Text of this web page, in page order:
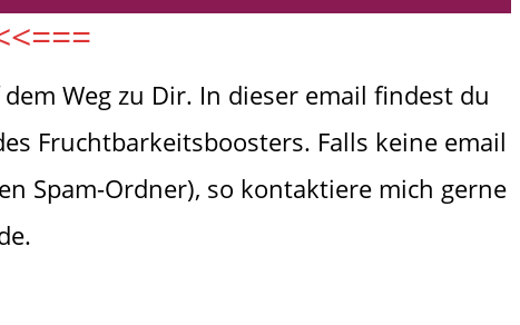
Weg zu Dir. In dieser email findest du
Fruchtbarkeitsboosters. Falls keine email
Spam-Ordner), so kontaktiere mich gerne